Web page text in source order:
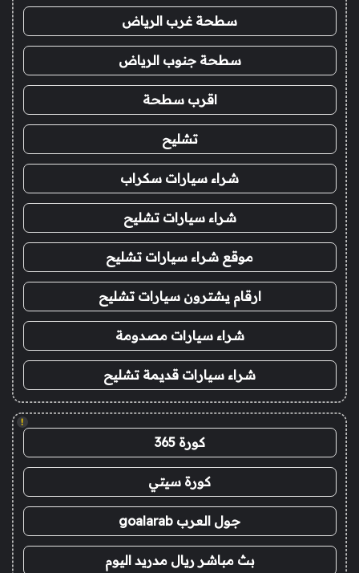
سطحة غرب الرياض
سطحة جنوب الرياض
اقرب سطحة
تشليح
شراء سيارات سكراب
شراء سيارات تشليح
موقع شراء سيارات تشليح
ارقام يشترون سيارات تشليح
شراء سيارات مصدومة
شراء سيارات قديمة تشليح
!
كورة 365
كورة سيتي
جول العرب goalarab
بث مباشر ريال مدريد اليوم